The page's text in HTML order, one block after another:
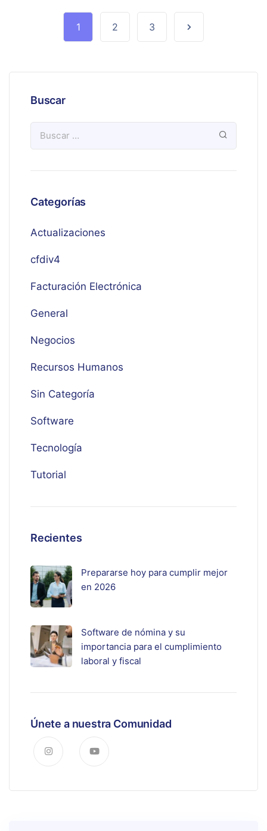
1 2 3
Buscar
Categorías
Actualizaciones
cfdiv4
Facturación Electrónica
General
Negocios
Recursos Humanos
Sin Categoría
Software
Tecnología
Tutorial
Recientes
Prepararse hoy para cumplir mejor
en 2026
Software de nómina y su
importancia para el cumplimiento
laboral y fiscal
Únete a nuestra Comunidad